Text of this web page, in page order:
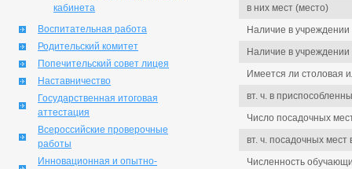
кабинета
Воспитательная работа
Родительский комитет
Попечительский совет лицея
Наставничество
Государственная итоговая
аттестация
Всероссийские проверочные
работы
Инновационная и опытно-
в них мест (место)
Наличие в учреждении
Наличие в учреждении
Имеется ли столовая
вт. ч. в
Число посадочных
вт. ч. посадочных
Численность